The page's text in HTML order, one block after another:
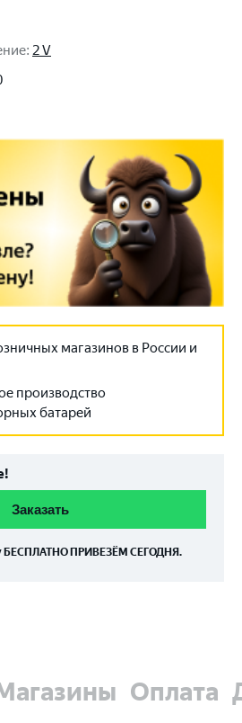
: 2 V
магазинов в России и
производство
батарей
Заказать
БЕСПЛАТНО ПРИВЕЗЁМ СЕГОДНЯ.
Оплата